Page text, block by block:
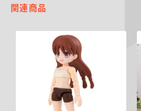
関連商品